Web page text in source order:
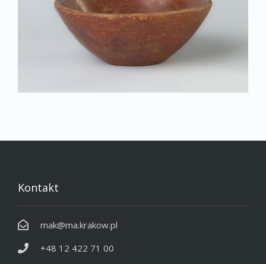
Kontakt
mak@ma.krakow.pl
+48 12 422 71 00